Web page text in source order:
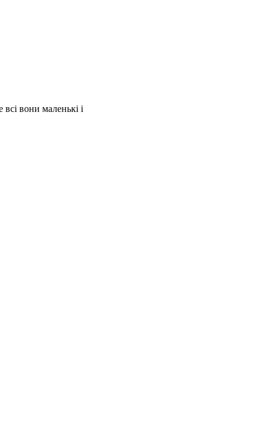
вони маленькі і